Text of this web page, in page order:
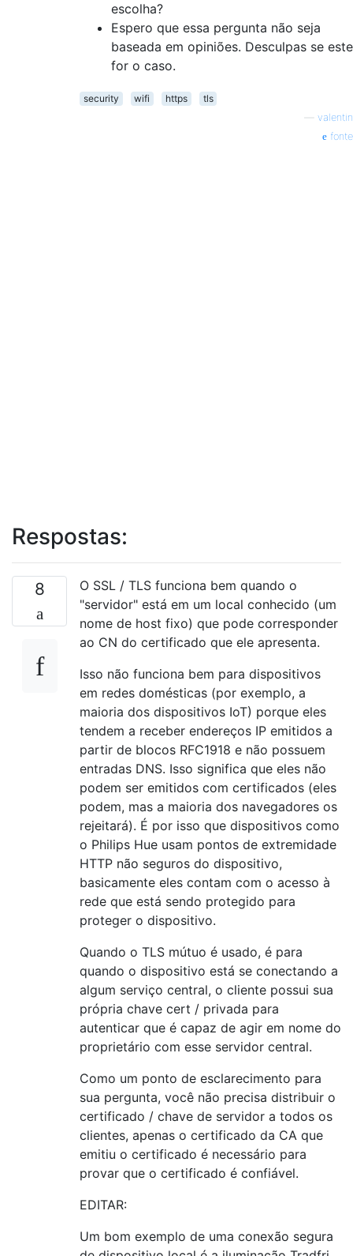
escolha?
Espero que essa pergunta não seja
baseada em opiniões. Desculpas se este
for o caso.
security wifi https
tls
valentin
fonte
Respostas:
8
O SSL / TLS funciona bem quando o
"servidor" está em um local conhecido (um
nome de host fixo) que pode corresponder
ao CN do certificado que ele apresenta.
Isso não funciona bem para dispositivos
em redes domésticas (por exemplo, a
maioria dos dispositivos IoT) porque eles
tendem a receber endereços IP emitidos a
partir de blocos RFC1918 e não possuem
entradas DNS. Isso significa que eles não
podem ser emitidos com certificados (eles
podem, mas a maioria dos navegadores os
rejeitará). É por isso que dispositivos como
o Philips Hue usam pontos de extremidade
HTTP não seguros do dispositivo,
basicamente eles contam com o acesso à
rede que está sendo protegido para
proteger o dispositivo.
Quando o TLS mútuo é usado, é para
quando o dispositivo está se conectando a
algum serviço central, o cliente possui sua
própria chave cert / privada para
autenticar que é capaz de agir em nome do
proprietário com esse servidor central.
Como um ponto de esclarecimento para
sua pergunta, você não precisa distribuir o
certificado / chave de servidor a todos os
clientes, apenas o certificado da CA que
emitiu o certificado é necessário para
provar que o certificado é confiável.
EDITAR:
Um bom exemplo de uma conexão segura